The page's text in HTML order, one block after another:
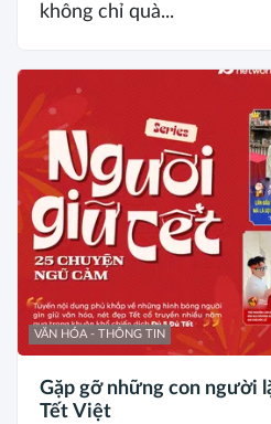
không chỉ quà...
VĂN HÓA - THÔNG TIN
Gặp gỡ những con người
Tết Việt